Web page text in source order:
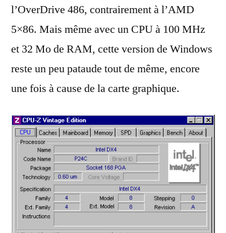
l’OverDrive 486, contrairement à l’AMD
5×86. Mais même avec un CPU à 100 MHz
et 32 Mo de RAM, cette version de Windows
reste un peu pataude tout de même, encore
une fois à cause de la carte graphique.